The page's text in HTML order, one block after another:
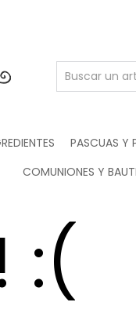
PASCUAS Y
COMUNIONES Y
:(